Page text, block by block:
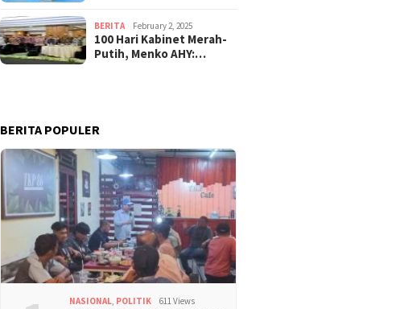
BERITA February 2, 2025
100 Hari Kabinet Merah-
Putih, Menko AHY:…
BERITA POPULER
NASIONAL, POLITIK 611 Views